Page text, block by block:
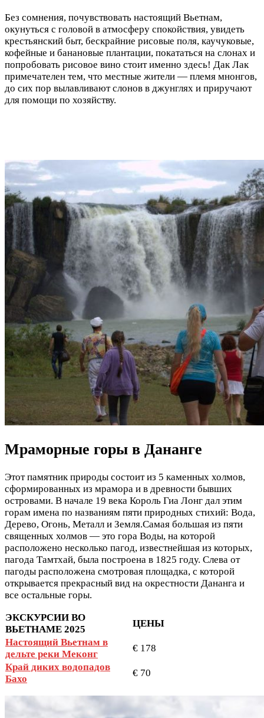
Без сомнения, почувствовать настоящий Вьетнам,
окунуться с головой в атмосферу спокойствия, увидеть
крестьянский быт, бескрайние рисовые поля, каучуковые,
кофейные и банановые плантации, покататься на слонах и
попробовать рисовое вино стоит именно здесь! Дак Лак
примечателен тем, что местные жители — племя мнонгов,
до сих пор вылавливают слонов в джунглях и приручают
для помощи по хозяйству.
Мраморные горы в Дананге
Этот памятник природы состоит из 5 каменных холмов,
сформированных из мрамора и в древности бывших
островами. В начале 19 века Король Гиа Лонг дал этим
горам имена по названиям пяти природных стихий: Вода,
Дерево, Огонь, Металл и Земля.Самая большая из пяти
священных холмов — это гора Воды, на которой
расположено несколько пагод, известнейшая из которых,
пагода Тамтхай, была построена в 1825 году. Слева от
пагоды расположена смотровая площадка, с которой
открывается прекрасный вид на окрестности Дананга и
все остальные горы.
ЭКСКУРСИИ ВО
ВЬЕТНАМЕ 2025
ЦЕНЫ
Настоящий Вьетнам в
дельте реки Меконг
€ 178
Край диких водопадов
Бахо
€ 70